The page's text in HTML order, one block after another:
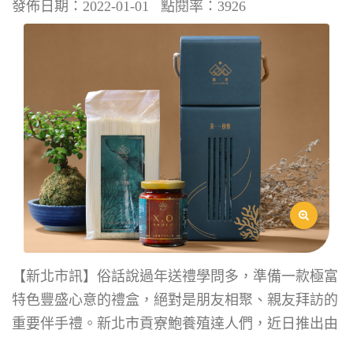
發佈日期：2022-01-01 點閱率：3926
【新北市訊】俗話說過年送禮學問多，準備一款極富
特色豐盛心意的禮盒，絕對是朋友相聚、親友拜訪的
重要伴手禮。新北市貢寮鮑養殖達人們，近日推出由